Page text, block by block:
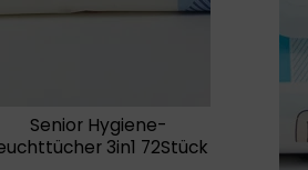
Senior Hygiene-
3in1 72Stück